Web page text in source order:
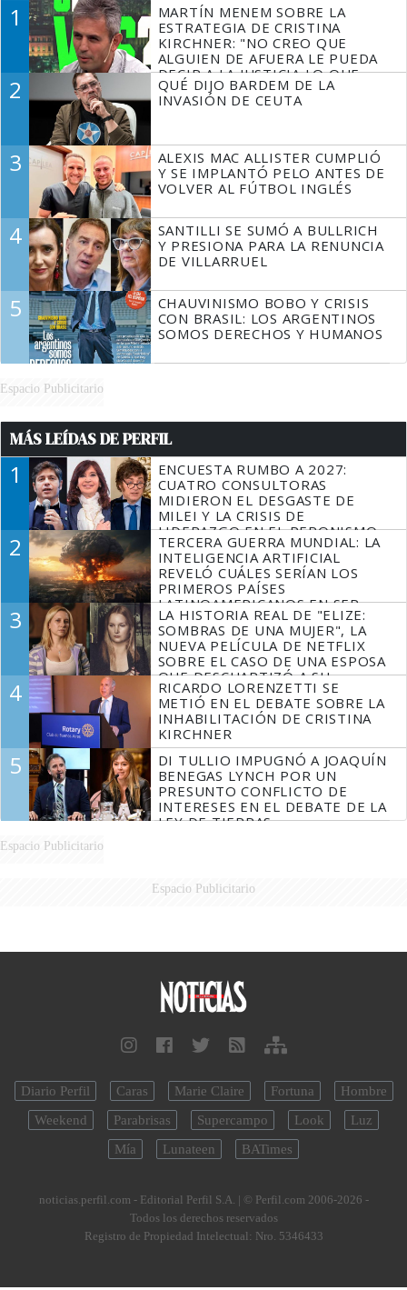
1
MARTÍN MENEM SOBRE LA
ESTRATEGIA DE CRISTINA
KIRCHNER: "NO CREO QUE
ALGUIEN DE AFUERA LE PUEDA
DECIR A LA JUSTICIA LO QUE
TIENE QUE HACER"
2
QUÉ DIJO BARDEM DE LA
INVASIÓN DE CEUTA
3
ALEXIS MAC ALLISTER CUMPLIÓ
Y SE IMPLANTÓ PELO ANTES DE
VOLVER AL FÚTBOL INGLÉS
4
SANTILLI SE SUMÓ A BULLRICH
Y PRESIONA PARA LA RENUNCIA
DE VILLARRUEL
5
CHAUVINISMO BOBO Y CRISIS
CON BRASIL: LOS ARGENTINOS
SOMOS DERECHOS Y HUMANOS
Espacio Publicitario
MÁS LEÍDAS DE PERFIL
1
ENCUESTA RUMBO A 2027:
CUATRO CONSULTORAS
MIDIERON EL DESGASTE DE
MILEI Y LA CRISIS DE
LIDERAZGO EN EL PERONISMO
2
TERCERA GUERRA MUNDIAL: LA
INTELIGENCIA ARTIFICIAL
REVELÓ CUÁLES SERÍAN LOS
PRIMEROS PAÍSES
LATINOAMERICANOS EN SER
DERROTADOS
3
LA HISTORIA REAL DE "ELIZE:
SOMBRAS DE UNA MUJER", LA
NUEVA PELÍCULA DE NETFLIX
SOBRE EL CASO DE UNA ESPOSA
QUE DESCUARTIZÓ A SU
MARIDO
4
RICARDO LORENZETTI SE
METIÓ EN EL DEBATE SOBRE LA
INHABILITACIÓN DE CRISTINA
KIRCHNER
5
DI TULLIO IMPUGNÓ A JOAQUÍN
BENEGAS LYNCH POR UN
PRESUNTO CONFLICTO DE
INTERESES EN EL DEBATE DE LA
LEY DE TIERRAS
Espacio Publicitario
Espacio Publicitario
Diario Perfil Caras Marie Claire Fortuna
Hombre
Weekend
Parabrisas Supercampo Look
Luz
Mía
Lunateen BATimes
noticias.perfil.com - Editorial Perfil S.A. | © Perfil.com 2006-2026 -
Todos los derechos reservados
Registro de Propiedad Intelectual: Nro. 5346433